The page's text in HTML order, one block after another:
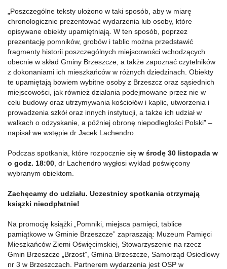
„Poszczególne teksty ułożono w taki sposób, aby w miarę
chronologicznie prezentować wydarzenia lub osoby, które
opisywane obiekty upamiętniają. W ten sposób, poprzez
prezentację pomników, grobów i tablic można przedstawić
fragmenty historii poszczególnych miejscowości wchodzących
obecnie w skład Gminy Brzeszcze, a także zapoznać czytelników
z dokonaniami ich mieszkańców w różnych dziedzinach. Obiekty
te upamiętają bowiem wybitne osoby z Brzeszcz oraz sąsiednich
miejscowości, jak również działania podejmowane przez nie w
celu budowy oraz utrzymywania kościołów i kaplic, utworzenia i
prowadzenia szkół oraz innych instytucji, a także ich udział w
walkach o odzyskanie, a później obronę niepodległości Polski” –
napisał we wstępie dr Jacek Lachendro.
Podczas spotkania, które rozpocznie się w środę 30 listopada w
o godz. 18:00 , dr Lachendro wygłosi wykład poświęcony
wybranym obiektom.
Zachęcamy do udziału. Uczestnicy spotkania otrzymają
ksiązki nieodpłatnie!
Na promocję książki „Pomniki, miejsca pamięci, tablice
pamiątkowe w Gminie Brzeszcze” zapraszają: Muzeum Pamięci
Mieszkańców Ziemi Oświęcimskiej, Stowarzyszenie na rzecz
Gmin Brzeszcze „Brzost”, Gmina Brzeszcze, Samorząd Osiedlowy
nr 3 w Brzeszczach. Partnerem wydarzenia jest OSP w